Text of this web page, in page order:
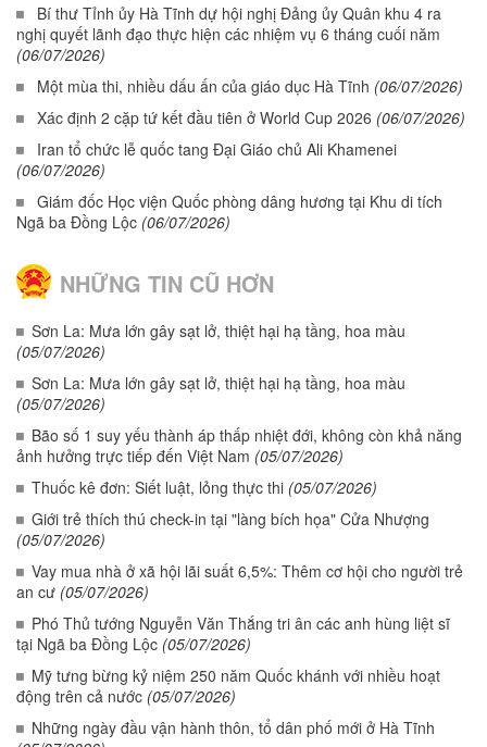
Bí thư Tỉnh ủy Hà Tĩnh dự hội nghị Đảng ủy Quân khu 4 ra
nghị quyết lãnh đạo thực hiện các nhiệm vụ 6 tháng cuối năm
(06/07/2026)
Một mùa thi, nhiều dấu ấn của giáo dục Hà Tĩnh (06/07/2026)
Xác định 2 cặp tứ kết đầu tiên ở World Cup 2026 (06/07/2026)
Iran tổ chức lễ quốc tang Đại Giáo chủ Ali Khamenei
(06/07/2026)
Giám đốc Học viện Quốc phòng dâng hương tại Khu di tích
Ngã ba Đồng Lộc (06/07/2026)
NHỮNG TIN CŨ HƠN
Sơn La: Mưa lớn gây sạt lở, thiệt hại hạ tầng, hoa màu
(05/07/2026)
Sơn La: Mưa lớn gây sạt lở, thiệt hại hạ tầng, hoa màu
(05/07/2026)
Bão số 1 suy yếu thành áp thấp nhiệt đới, không còn khả năng
ảnh hưởng trực tiếp đến Việt Nam (05/07/2026)
Thuốc kê đơn: Siết luật, lỏng thực thi (05/07/2026)
Giới trẻ thích thú check-in tại "làng bích họa" Cửa Nhượng
(05/07/2026)
Vay mua nhà ở xã hội lãi suất 6,5%: Thêm cơ hội cho người trẻ
an cư (05/07/2026)
Phó Thủ tướng Nguyễn Văn Thắng tri ân các anh hùng liệt sĩ
tại Ngã ba Đồng Lộc (05/07/2026)
Mỹ tưng bừng kỷ niệm 250 năm Quốc khánh với nhiều hoạt
động trên cả nước (05/07/2026)
Những ngày đầu vận hành thôn, tổ dân phố mới ở Hà Tĩnh